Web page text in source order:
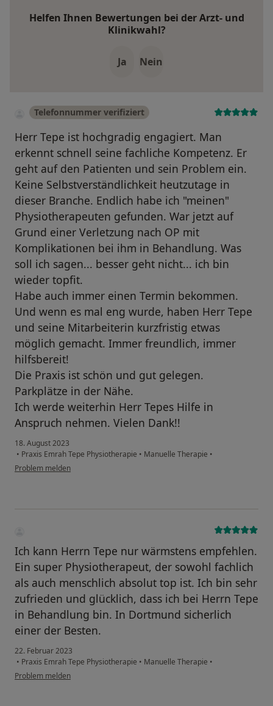
Helfen Ihnen Bewertungen bei der Arzt- und
Klinikwahl?
Ja Nein
Telefonnummer verifiziert
Herr Tepe ist hochgradig engagiert. Man
erkennt schnell seine fachliche Kompetenz. Er
geht auf den Patienten und sein Problem ein.
Keine Selbstverständlichkeit heutzutage in
dieser Branche. Endlich habe ich "meinen"
Physiotherapeuten gefunden. War jetzt auf
Grund einer Verletzung nach OP mit
Komplikationen bei ihm in Behandlung. Was
soll ich sagen... besser geht nicht... ich bin
wieder topfit.
Habe auch immer einen Termin bekommen.
Und wenn es mal eng wurde, haben Herr Tepe
und seine Mitarbeiterin kurzfristig etwas
möglich gemacht. Immer freundlich, immer
hilfsbereit!
Die Praxis ist schön und gut gelegen.
Parkplätze in der Nähe.
Ich werde weiterhin Herr Tepes Hilfe in
Anspruch nehmen. Vielen Dank!!
18. August 2023
• Praxis Emrah Tepe Physiotherapie • Manuelle Therapie •
Problem melden
Ich kann Herrn Tepe nur wärmstens empfehlen.
Ein super Physiotherapeut, der sowohl fachlich
als auch menschlich absolut top ist. Ich bin sehr
zufrieden und glücklich, dass ich bei Herrn Tepe
in Behandlung bin. In Dortmund sicherlich
einer der Besten.
22. Februar 2023
• Praxis Emrah Tepe Physiotherapie • Manuelle Therapie •
Problem melden